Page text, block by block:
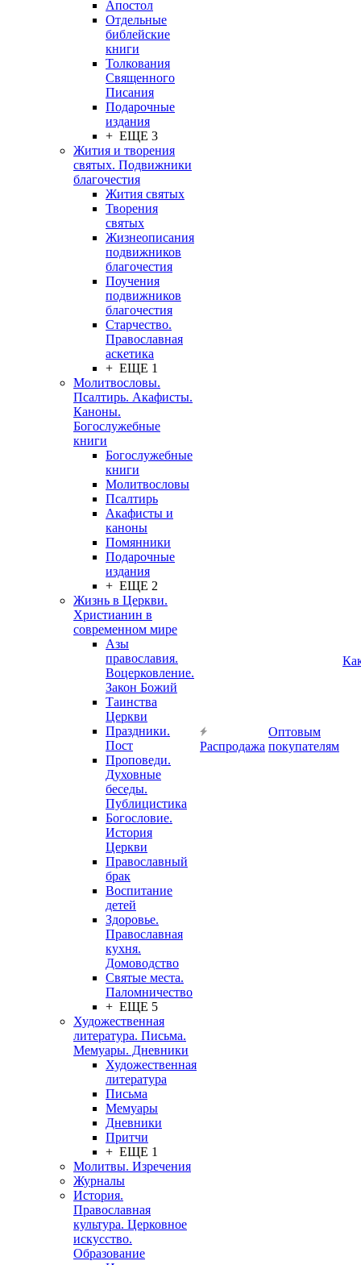
Апостол
Отдельные
библейские
книги
Толкования
Священного
Писания
Подарочные
издания
+ ЕЩЕ 3
Жития и творения
святых. Подвижники
благочестия
Жития святых
Творения
святых
Жизнеописания
подвижников
благочестия
Поучения
подвижников
благочестия
Старчество.
Православная
аскетика
+ ЕЩЕ 1
Молитвословы.
Псалтирь. Акафисты.
Каноны.
Богослужебные
книги
Богослужебные
книги
Молитвословы
Псалтирь
Акафисты и
каноны
Помянники
Подарочные
издания
+ ЕЩЕ 2
Жизнь в Церкви.
Христианин в
современном мире
Азы
православия.
Воцерковление.
Закон Божий
Таинства
Церкви
Праздники.
Пост
Проповеди.
Духовные
беседы.
Публицистика
Богословие.
История
Церкви
Православный
брак
Воспитание
детей
Здоровье.
Православная
кухня.
Домоводство
Святые места.
Паломничество
+ ЕЩЕ 5
Художественная
литература. Письма.
Мемуары. Дневники
Художественная
литература
Письма
Мемуары
Дневники
Притчи
+ ЕЩЕ 1
Молитвы. Изречения
Журналы
История.
Православная
культура. Церковное
искусство.
Образование
Распродажа
Оптовым
покупателям